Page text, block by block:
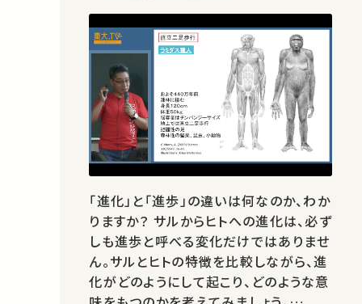
「進化」と「進歩」の違いは何なのか、わか
りますか？ サルからヒトへの進化は、必ず
しも進歩と呼べる変化だけではありませ
ん。サルとヒトの特徴を比較しながら、進
化がどのようにして起こり、どのような意